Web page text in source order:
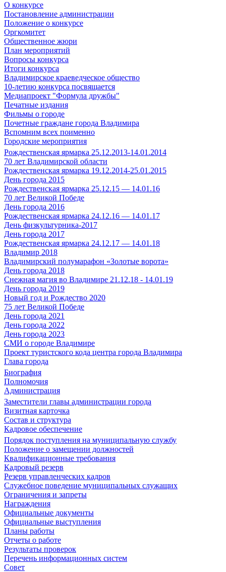
О конкурсе
Постановление администрации
Положение о конкурсе
Оргкомитет
Общественное жюри
План мероприятий
Вопросы конкурса
Итоги конкурса
Владимирское краеведческое общество
10-летию конкурса посвящается
Медиапроект "Формула дружбы"
Печатные издания
Фильмы о городе
Почетные граждане города Владимира
Вспомним всех поименно
Городские мероприятия
Рождественская ярмарка 25.12.2013-14.01.2014
70 лет Владимирской области
Рождественская ярмарка 19.12.2014-25.01.2015
День города 2015
Рождественская ярмарка 25.12.15 — 14.01.16
70 лет Великой Победе
День города 2016
Рождественская ярмарка 24.12.16 — 14.01.17
День физкультурника-2017
День города 2017
Рождественская ярмарка 24.12.17 — 14.01.18
Владимир 2018
Владимирский полумарафон «Золотые ворота»
День города 2018
Снежная магия во Владимире 21.12.18 - 14.01.19
День города 2019
Новый год и Рождество 2020
75 лет Великой Победе
День города 2021
День города 2022
День города 2023
СМИ о городе Владимире
Проект туристского кода центра города Владимира
Глава города
Биография
Полномочия
Администрация
Заместители главы администрации города
Визитная карточка
Состав и структура
Кадровое обеспечение
Порядок поступления на муниципальную службу
Положение о замещении должностей
Квалификационные требования
Кадровый резерв
Резерв управленческих кадров
Служебное поведение муниципальных служащих
Ограничения и запреты
Награждения
Официальные документы
Официальные выступления
Планы работы
Отчеты о работе
Результаты проверок
Перечень информационных систем
Совет